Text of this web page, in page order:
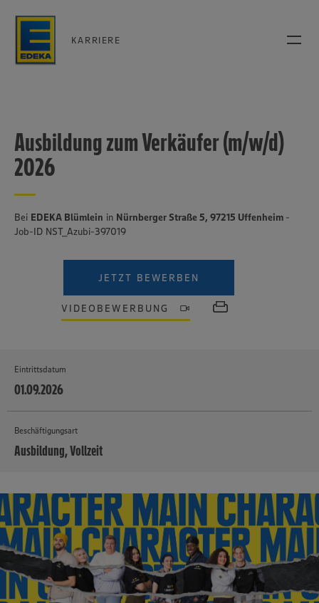
KARRIERE
Ausbildung zum Verkäufer (m/w/d)
2026
Bei EDEKA Blümlein in Nürnberger Straße 5, 97215 Uffenheim -
Job-ID NST_Azubi-397019
JETZT BEWERBEN
VIDEOBEWERBUNG
Eintrittsdatum
01.09.2026
Beschäftigungsart
Ausbildung, Vollzeit